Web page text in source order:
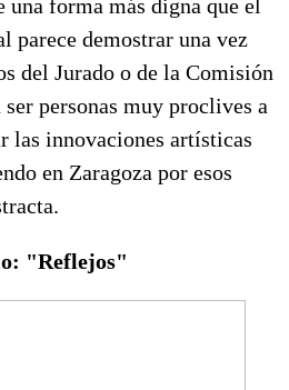
forma más digna que el
demostrar una vez
del Jurado o de la Comisión
personas muy proclives a
las innovaciones artísticas
en Zaragoza por esos
"Reflejos"